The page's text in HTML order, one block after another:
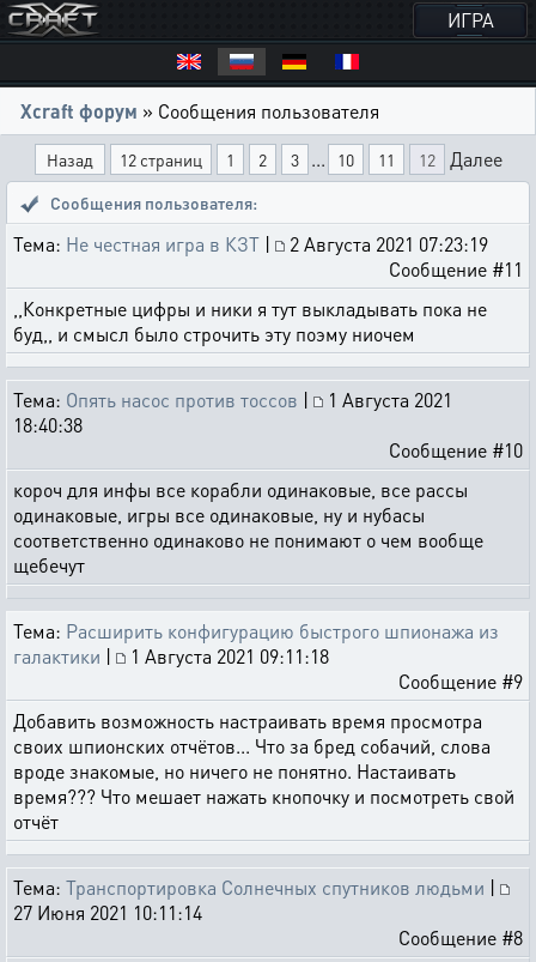
ИГРА
Xcraft форум » Сообщения пользователя
Назад 12 страниц 1 2 3 ... 10 11 12 Далее
Сообщения пользователя:
Тема: Не честная игра в КЗТ |
2 Августа 2021 07:23:19
Сообщение #11
,,Конкретные цифры и ники я тут выкладывать пока не
буд,, и смысл было строчить эту поэму ниочем
Тема: Опять насос против тоссов |
1 Августа 2021
18:40:38
Сообщение #10
короч для инфы все корабли одинаковые, все рассы
одинаковые, игры все одинаковые, ну и нубасы
соответственно одинаково не понимают о чем вообще
щебечут
Тема: Расширить конфигурацию быстрого шпионажа из
галактики |
1 Августа 2021 09:11:18
Сообщение #9
Добавить возможность настраивать время просмотра
своих шпионских отчётов... Что за бред собачий, слова
вроде знакомые, но ничего не понятно. Настаивать
время??? Что мешает нажать кнопочку и посмотреть свой
отчёт
Тема: Транспортировка Солнечных спутников людьми |
27 Июня 2021 10:11:14
Сообщение #8